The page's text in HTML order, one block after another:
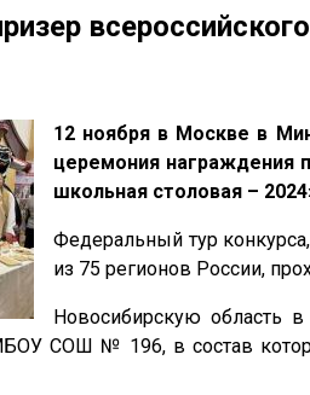
12 ноября в Москве в
церемония награждения
школьная столовая –
Федеральный тур
из 75 регионов России,
Новосибирскую область
СОШ № 196, в состав